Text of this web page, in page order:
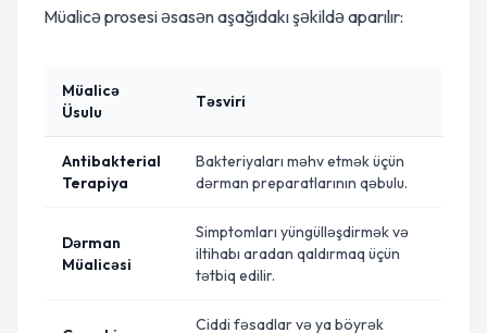
Müalicə prosesi əsasən aşağıdakı şəkildə aparılır:
Müalicə
Üsulu
Təsviri
Antibakterial
Terapiya
Bakteriyaları məhv etmək üçün
dərman preparatlarının qəbulu.
Dərman
Müalicəsi
Simptomları yüngülləşdirmək və
iltihabı aradan qaldırmaq üçün
tətbiq edilir.
Ciddi fəsadlar və ya böyrək